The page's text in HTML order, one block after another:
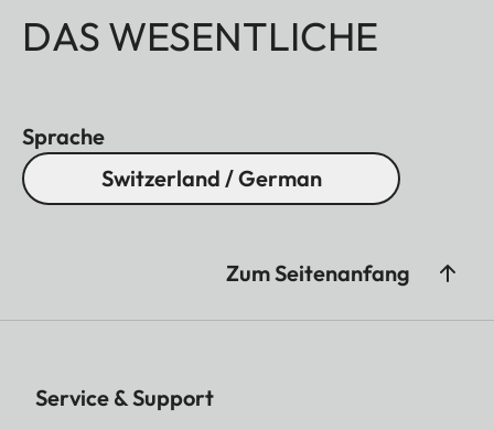
DAS WESENTLICHE
Sprache
Switzerland / German
Zum Seitenanfang
Service & Support